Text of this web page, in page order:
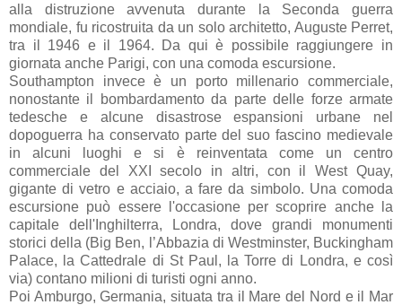
alla distruzione avvenuta durante la Seconda guerra
mondiale, fu ricostruita da un solo architetto, Auguste Perret,
tra il 1946 e il 1964. Da qui è possibile raggiungere in
giornata anche Parigi, con una comoda escursione.
Southampton invece è un porto millenario commerciale,
nonostante il bombardamento da parte delle forze armate
tedesche e alcune disastrose espansioni urbane nel
dopoguerra ha conservato parte del suo fascino medievale
in alcuni luoghi e si è reinventata come un centro
commerciale del XXI secolo in altri, con il West Quay,
gigante di vetro e acciaio, a fare da simbolo. Una comoda
escursione può essere l'occasione per scoprire anche la
capitale dell'Inghilterra, Londra, dove grandi monumenti
storici della (Big Ben, l’Abbazia di Westminster, Buckingham
Palace, la Cattedrale di St Paul, la Torre di Londra, e così
via) contano milioni di turisti ogni anno.
Poi Amburgo, Germania, situata tra il Mare del Nord e il Mar